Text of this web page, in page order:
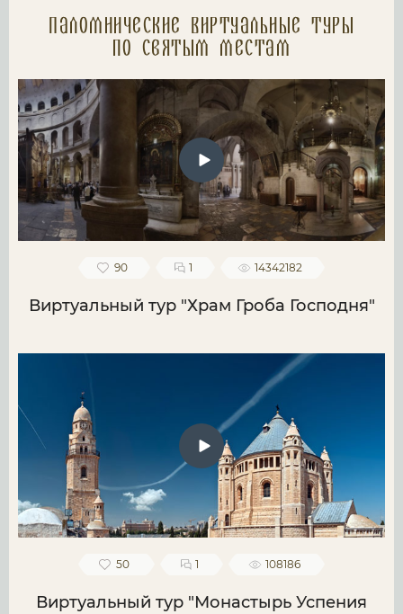
Паломнические Виртуальные туры
по святым местам
90 1 14342182
Виртуальный тур "Храм Гроба Господня"
50 1 108186
Виртуальный тур "Монастырь Успения